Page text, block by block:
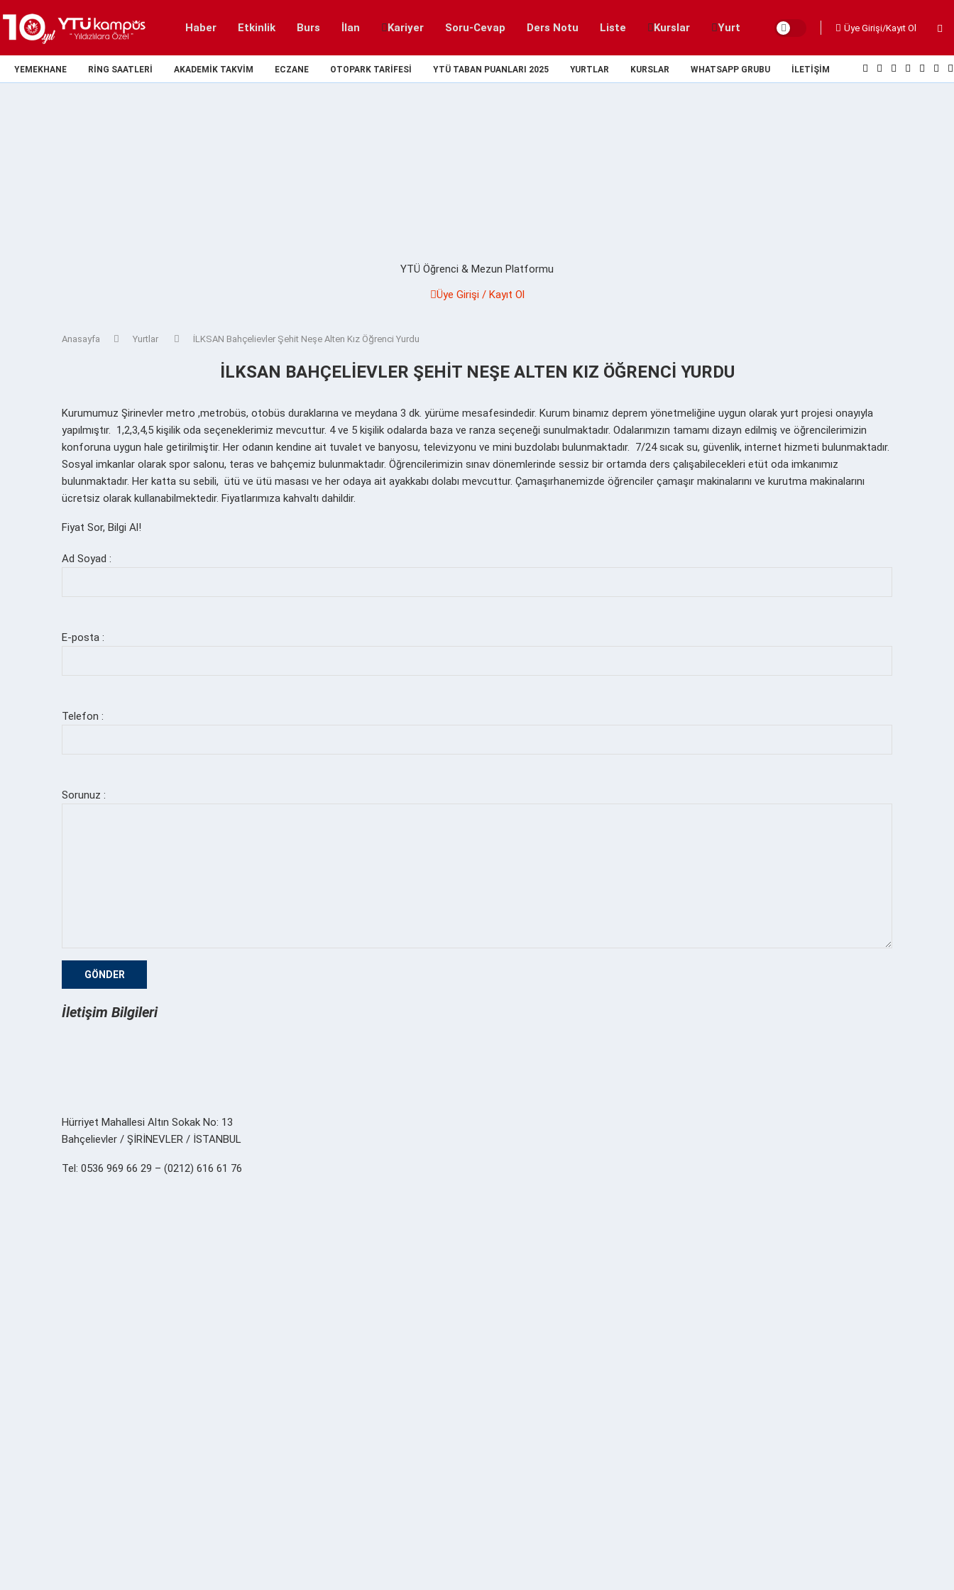
Haber Etkinlik Burs İlan Kariyer Soru-Cevap Ders Notu Liste Kurslar Yurt Üye Girişi/Kayıt Ol
YEMEKHANE RING SAATLERI AKADEMIK TAKVIM ECZANE OTOPARK TARIFESI YTÜ TABAN PUANLARI 2025 YURTLAR KURSLAR WHATSAPP GRUBU İLETIŞIM
YTÜ Öğrenci & Mezun Platformu
Üye Girişi / Kayıt Ol
Anasayfa Yurtlar İLKSAN Bahçelievler Şehit Neşe Alten Kız Öğrenci Yurdu
İLKSAN BAHÇELIEVLER ŞEHIT NEŞE ALTEN KIZ ÖĞRENCI YURDU
Kurumumuz Şirinevler metro ,metrobüs, otobüs duraklarına ve meydana 3 dk. yürüme mesafesindedir. Kurum binamız deprem yönetmeliğine uygun olarak yurt projesi onayıyla
yapılmıştır. 1,2,3,4,5 kişilik oda seçeneklerimiz mevcuttur. 4 ve 5 kişilik odalarda baza ve ranza seçeneği sunulmaktadır. Odalarımızın tamamı dizayn edilmiş ve öğrencilerimizin
konforuna uygun hale getirilmiştir. Her odanın kendine ait tuvalet ve banyosu, televizyonu ve mini buzdolabı bulunmaktadır. 7/24 sıcak su, güvenlik, internet hizmeti bulunmaktadır.
Sosyal imkanlar olarak spor salonu, teras ve bahçemiz bulunmaktadır. Öğrencilerimizin sınav dönemlerinde sessiz bir ortamda ders çalışabilecekleri etüt oda imkanımız
bulunmaktadır. Her katta su sebili, ütü ve ütü masası ve her odaya ait ayakkabı dolabı mevcuttur. Çamaşırhanemizde öğrenciler çamaşır makinalarını ve kurutma makinalarını
ücretsiz olarak kullanabilmektedir. Fiyatlarımıza kahvaltı dahildir.
Fiyat Sor, Bilgi Al!
Ad Soyad :
E-posta :
Telefon :
Sorunuz :
İletişim Bilgileri
Hürriyet Mahallesi Altın Sokak No: 13
Bahçelievler / ŞİRİNEVLER / İSTANBUL
Tel: 0536 969 66 29 – (0212) 616 61 76